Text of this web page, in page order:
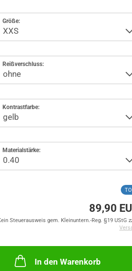
Größe:
Reißverschluss:
Kontrastfarbe:
Materialstärke:
89,90
Steuerausweis gem. Kleinuntern.-Reg. §19 UStG
In den Warenkorb